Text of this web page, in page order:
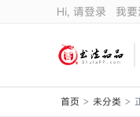
Hi, 请登录 我
首页 > 未分类 >